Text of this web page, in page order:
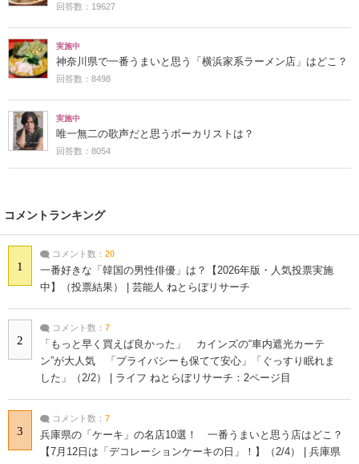
回答数：19627
実施中
神奈川県で一番うまいと思う「横浜家系ラーメン店」はどこ？
回答数：8498
実施中
唯一無二の歌声だと思うボーカリストは？
回答数：8054
コメントランキング
1
コメント数： 20
一番好きな「韓国の男性俳優」は？【2026年版・人気投票実施
中】（投票結果） | 芸能人 ねとらぼリサーチ
2
コメント数： 7
「もっと早く買えば良かった」 カインズの“車内遮光カーテ
ン”が大人気 「プライバシーも保てて安心」「ぐっすり眠れま
した」（2/2） | ライフ ねとらぼリサーチ：2ページ目
3
コメント数： 7
兵庫県の「ケーキ」の名店10選！ 一番うまいと思う店はどこ？
【7月12日は「デコレーションケーキの日」！】（2/4） | 兵庫県